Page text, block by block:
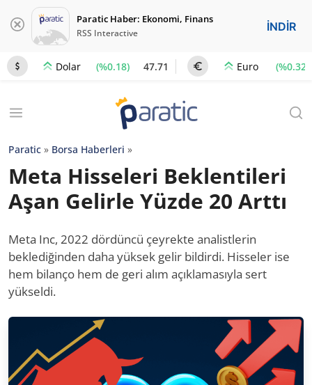
Paratic Haber: Ekonomi, Finans
RSS Interactive İNDİR
Dolar (%0.18) 47.71 Euro (%0.32)
Paratic » Borsa Haberleri »
Meta Hisseleri Beklentileri
Aşan Gelirle Yüzde 20 Arttı
Meta Inc, 2022 dördüncü çeyrekte analistlerin
beklediğinden daha yüksek gelir bildirdi. Hisseler ise
hem bilanço hem de geri alım açıklamasıyla sert
yükseldi.